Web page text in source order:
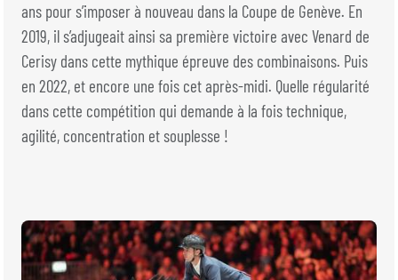
MÉDIAS
FR EN
© 2026 CHI de Genève. Tous droits réservés
ans pour s’imposer à nouveau dans la Coupe de Genève. En
2019, il s’adjugeait ainsi sa première victoire avec Venard de
Cerisy dans cette mythique épreuve des combinaisons. Puis
en 2022, et encore une fois cet après-midi. Quelle régularité
dans cette compétition qui demande à la fois technique,
agilité, concentration et souplesse !